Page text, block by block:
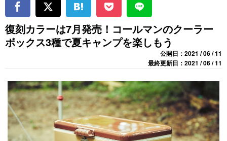
復刻カラーは7月発売！コールマンのクーラー
ボックス3種で夏キャンプを楽しもう
公開日：2021 / 06 / 11
最終更新日：2021 / 06 / 11